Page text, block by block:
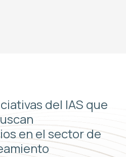
del IAS que
en el sector de